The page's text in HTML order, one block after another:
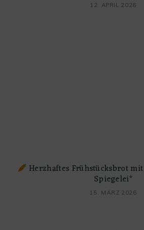
12. APRIL 2026
Herzhaftes Frühstücksbrot
Spiegelei*
15. MÄRZ 2026